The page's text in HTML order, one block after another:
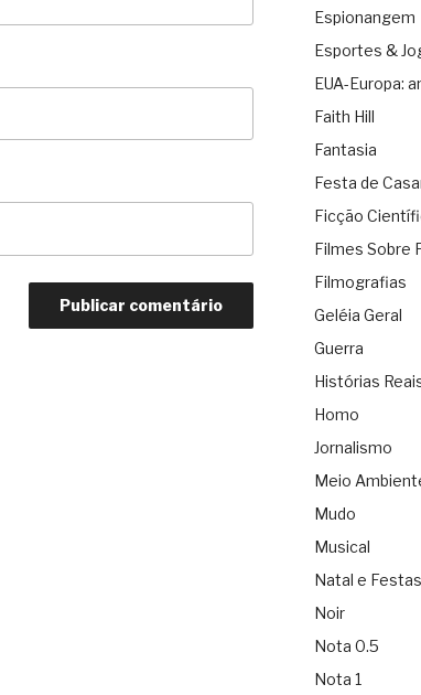
Espionangem
Esportes &
EUA-Europa:
Faith Hill
Fantasia
Festa de
Ficção
Filmes Sobre
Filmografias
Geléia Geral
Guerra
Histórias
Homo
Jornalismo
Meio
Mudo
Musical
Natal e Festas
Noir
Nota 0.5
Nota 1